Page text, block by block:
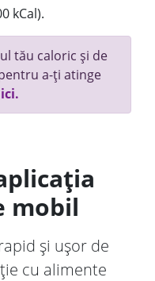
kCal).
tău caloric și de
a-ți atinge
mobil
și ușor de
cu alimente